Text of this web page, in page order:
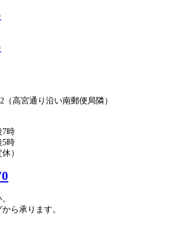
高宮通り沿い南郵便局隣）
時
時
）
ら承ります。